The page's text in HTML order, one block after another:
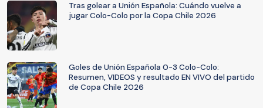
Tras golear a Unión Española: Cuándo vuelve a
jugar Colo-Colo por la Copa Chile 2026
Goles de Unión Española 0-3 Colo-Colo:
Resumen, VIDEOS y resultado EN VIVO del partido
de Copa Chile 2026